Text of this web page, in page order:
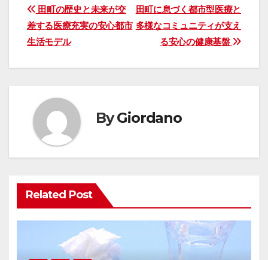
投
稿
ナ
ゲ
ー
シ
ョ
ン
田町に息づく都市型医療と
多様なコミュニティが支え
る安心の健康基盤
田町の歴史と未来が交
差する医療充実の安心都市
生活モデル
ByGiordano
Related Post